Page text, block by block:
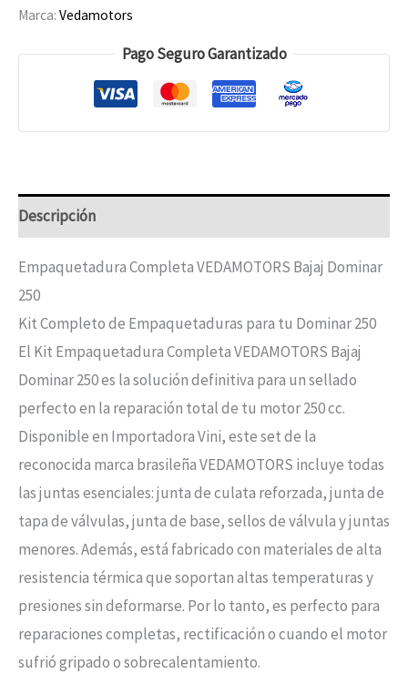
Marca: Vedamotors
Pago Seguro Garantizado
Descripción
Empaquetadura Completa VEDAMOTORS Bajaj Dominar
250
Kit Completo de Empaquetaduras para tu Dominar 250
El Kit Empaquetadura Completa VEDAMOTORS Bajaj
Dominar 250 es la solución definitiva para un sellado
perfecto en la reparación total de tu motor 250 cc.
Disponible en Importadora Vini, este set de la
reconocida marca brasileña VEDAMOTORS incluye todas
las juntas esenciales: junta de culata reforzada, junta de
tapa de válvulas, junta de base, sellos de válvula y juntas
menores. Además, está fabricado con materiales de alta
resistencia térmica que soportan altas temperaturas y
presiones sin deformarse. Por lo tanto, es perfecto para
reparaciones completas, rectificación o cuando el motor
sufrió gripado o sobrecalentamiento.